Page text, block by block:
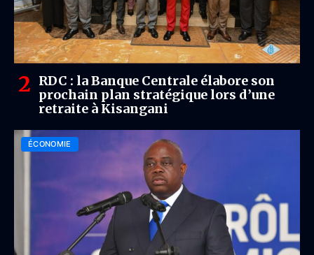
RDC : la Banque Centrale élabore son
prochain plan stratégique lors d’une
retraite à Kisangani
ÉCONOMIE